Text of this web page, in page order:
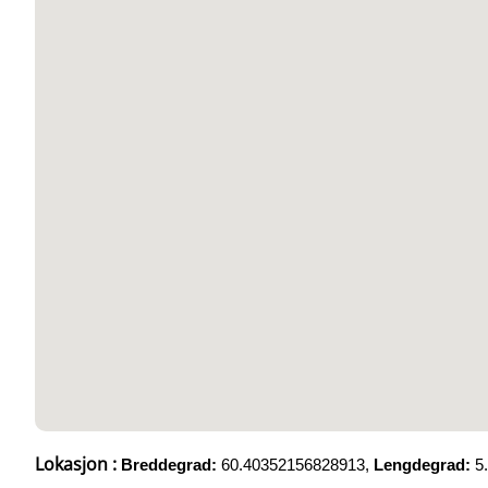
Lokasjon : Breddegrad: 60.40352156828913, Lengdegrad: